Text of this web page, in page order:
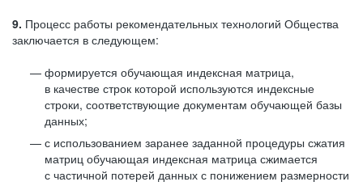
9. Процесс работы рекомендательных технологий Общества
заключается в следующем:
формируется обучающая индексная матрица,
в качестве строк которой используются индексные
строки, соответствующие документам обучающей базы
данных;
с использованием заранее заданной процедуры сжатия
матриц обучающая индексная матрица сжимается
с частичной потерей данных с понижением размерности